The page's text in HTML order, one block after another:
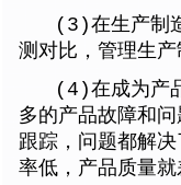
(3)在生产制
测对比，管理生产
(4)在成为产
多的产品故障和
跟踪，问题都解
率低，产品质量就